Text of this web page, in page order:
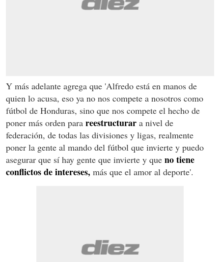
Y más adelante agrega que 'Alfredo está en manos de
quien lo acusa, eso ya no nos compete a nosotros como
fútbol de Honduras, sino que nos compete el hecho de
poner más orden para reestructurar a nivel de
federación, de todas las divisiones y ligas, realmente
poner la gente al mando del fútbol que invierte y puedo
asegurar que sí hay gente que invierte y que no tiene
conflictos de intereses, más que el amor al deporte'.